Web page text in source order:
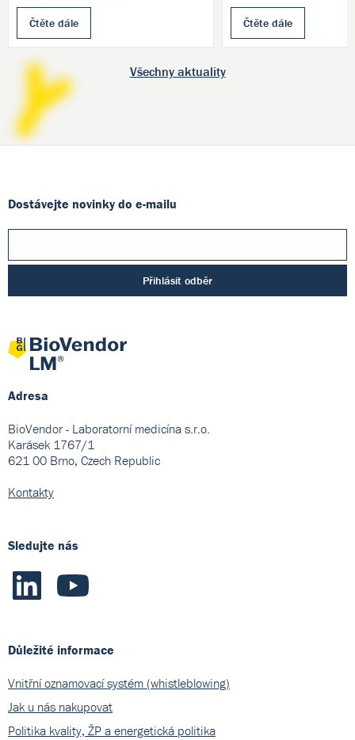
Čtěte dále Čtěte dále
Všechny aktuality
Dostávejte novinky do e-mailu
Přihlásit odběr
Adresa
BioVendor - Laboratorní medicína s.r.o.
Karásek 1767/1
621 00 Brno, Czech Republic
Kontakty
Sledujte nás
Důležité informace
Vnitřní oznamovací systém (whistleblowing)
Jak u nás nakupovat
Politika kvality, ŽP a energetická politika